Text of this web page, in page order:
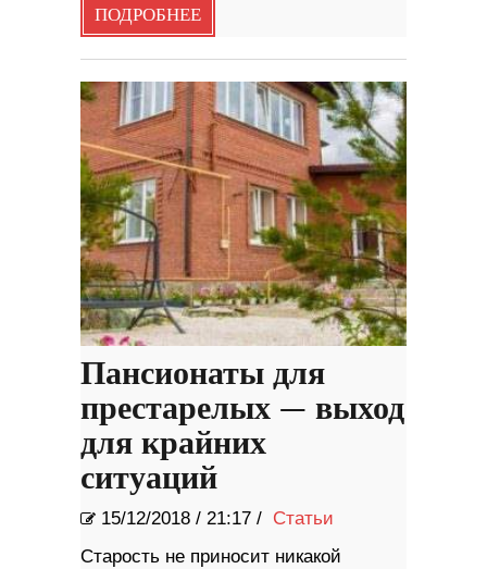
ПОДРОБНЕЕ
Пансионаты для
престарелых — выход
для крайних
ситуаций
15/12/2018 / 21:17 / Статьи
Старость не приносит никакой